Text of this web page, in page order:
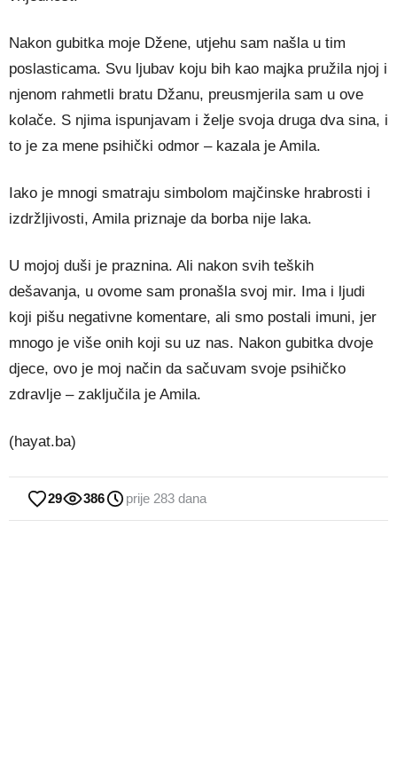
Nakon gubitka moje Džene, utjehu sam našla u tim
poslasticama. Svu ljubav koju bih kao majka pružila njoj i
njenom rahmetli bratu Džanu, preusmjerila sam u ove
kolače. S njima ispunjavam i želje svoja druga dva sina, i
to je za mene psihički odmor – kazala je Amila.
Iako je mnogi smatraju simbolom majčinske hrabrosti i
izdržljivosti, Amila priznaje da borba nije laka.
U mojoj duši je praznina. Ali nakon svih teških
dešavanja, u ovome sam pronašla svoj mir. Ima i ljudi
koji pišu negativne komentare, ali smo postali imuni, jer
mnogo je više onih koji su uz nas. Nakon gubitka dvoje
djece, ovo je moj način da sačuvam svoje psihičko
zdravlje – zaključila je Amila.
(hayat.ba)
29 386 prije 283 dana